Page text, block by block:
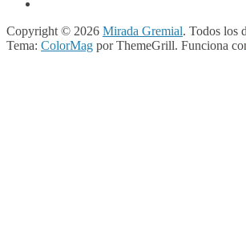
Copyright © 2026 Mirada Gremial. Todos los
Tema: ColorMag por ThemeGrill. Funciona